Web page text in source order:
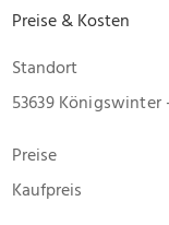
Preise & Kosten
Standort
53639 Königswinter
Preise
Kaufpreis